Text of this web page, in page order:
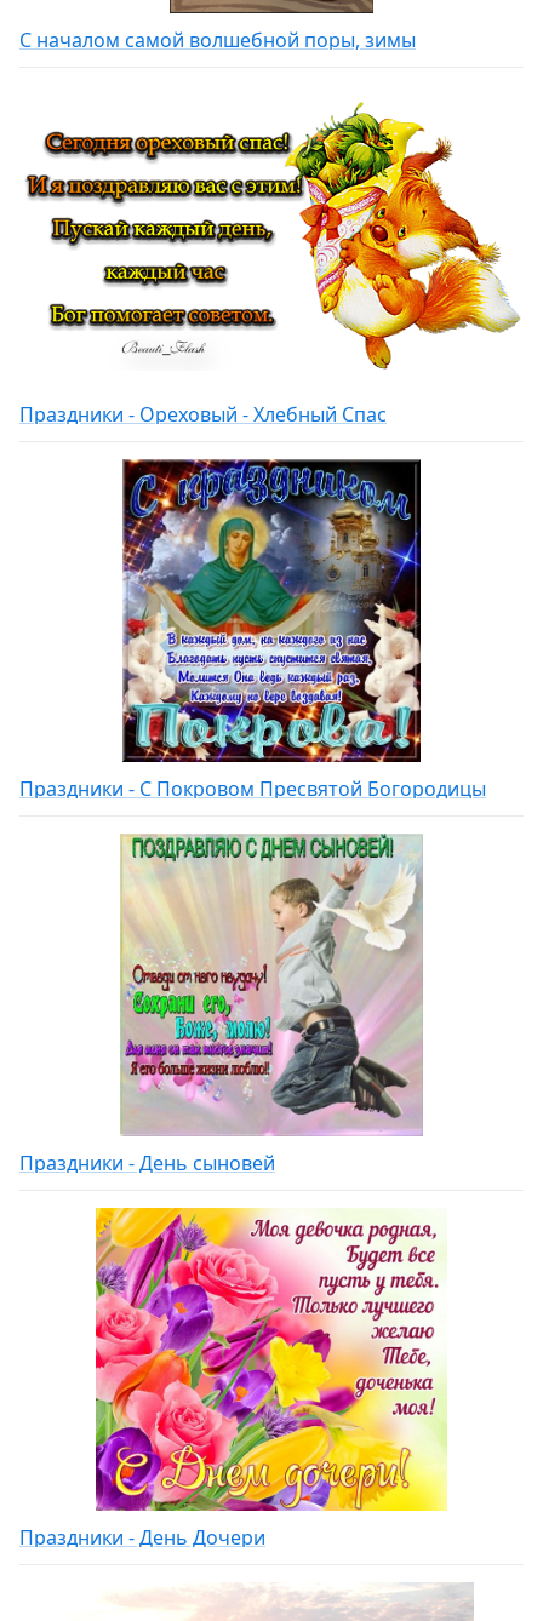
С началом самой волшебной поры, зимы
Праздники - Ореховый - Хлебный Спас
Праздники - С Покровом Пресвятой Богородицы
Праздники - День сыновей
Праздники - День Дочери